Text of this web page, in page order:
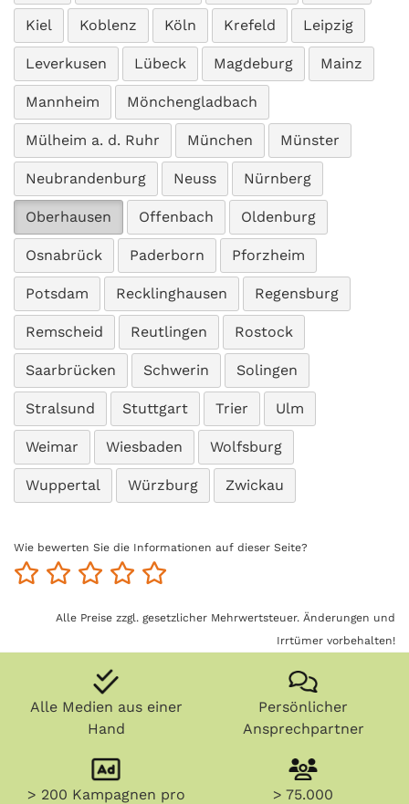
Kiel Koblenz Köln Krefeld Leipzig
Leverkusen Lübeck Magdeburg Mainz
Mannheim Mönchengladbach
Mülheim a. d. Ruhr München Münster
Neubrandenburg Neuss Nürnberg
Oberhausen Offenbach Oldenburg
Osnabrück Paderborn Pforzheim
Potsdam Recklinghausen Regensburg
Remscheid Reutlingen Rostock
Saarbrücken Schwerin Solingen
Stralsund Stuttgart Trier Ulm
Weimar Wiesbaden Wolfsburg
Wuppertal Würzburg Zwickau
Wie bewerten Sie die Informationen auf dieser Seite?
Alle Preise zzgl. gesetzlicher Mehrwertsteuer. Änderungen und
Irrtümer vorbehalten!
Alle Medien aus einer
Hand
Persönlicher
Ansprechpartner
> 200 Kampagnen pro
> 75.000